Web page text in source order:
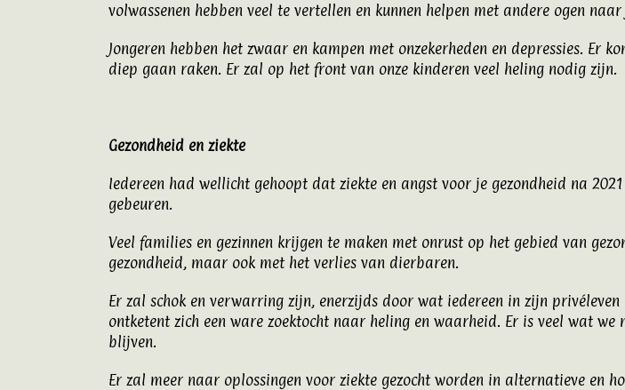
volwassenen hebben veel te vertellen en kunnen helpen met andere ogen
Jongeren hebben het zwaar en kampen met onzekerheden en depressies. Er
diep gaan raken. Er zal op het front van onze kinderen veel heling nodig zijn.
Gezondheid en ziekte
Iedereen had wellicht gehoopt dat ziekte en angst voor je gezondheid na
gebeuren.
Veel families en gezinnen krijgen te maken met onrust op het gebied van
gezondheid, maar ook met het verlies van dierbaren.
Er zal schok en verwarring zijn, enerzijds door wat iedereen in zijn
ontketent zich een ware zoektocht naar heling en waarheid. Er is veel wat
blijven.
Er zal meer naar oplossingen voor ziekte gezocht worden in alternatieve en